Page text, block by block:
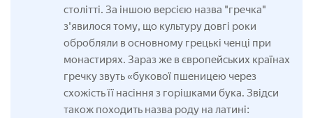
столітті. За іншою версією назва "гречка"
з'явилося тому, що культуру довгі роки
обробляли в основному грецькі ченці при
монастирях. Зараз же в європейських країнах
гречку звуть «букової пшеницею через
схожість її насіння з горішками бука. Звідси
також походить назва роду на латині: